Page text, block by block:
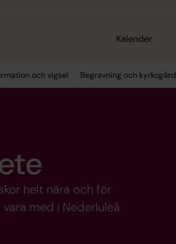
Kalender
och vigsel Begravning och kyrkogård
helt nära och för
med i Nederluleå